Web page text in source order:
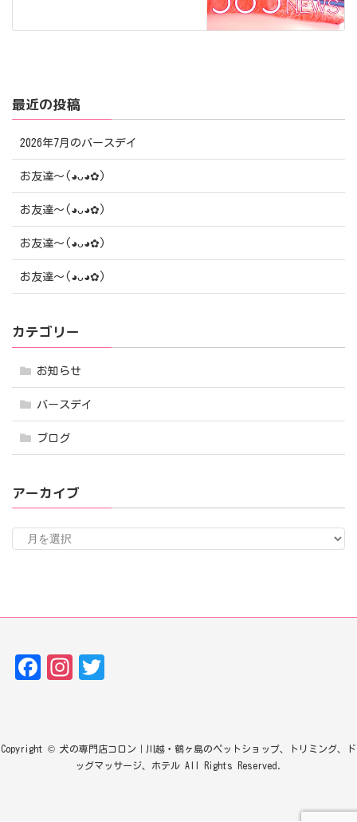
最近の投稿
2026年7月のバースデイ
お友達〜(⁠◕⁠ᴗ⁠◕⁠✿⁠)
お友達〜(⁠◕⁠ᴗ⁠◕⁠✿⁠)
お友達〜(⁠◕⁠ᴗ⁠◕⁠✿⁠)
お友達〜(⁠◕⁠ᴗ⁠◕⁠✿⁠)
カテゴリー
お知らせ
バースデイ
ブログ
アーカイブ
Fa
ok
In
ra
m
te
r
Copyright © 犬の専門店コロン｜川越・鶴ヶ島のペットショップ、トリミング、ド
ッグマッサージ、ホテル All Rights Reserved.